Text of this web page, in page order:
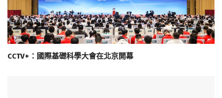
CCTV+：國際基礎科學大會在北京開幕